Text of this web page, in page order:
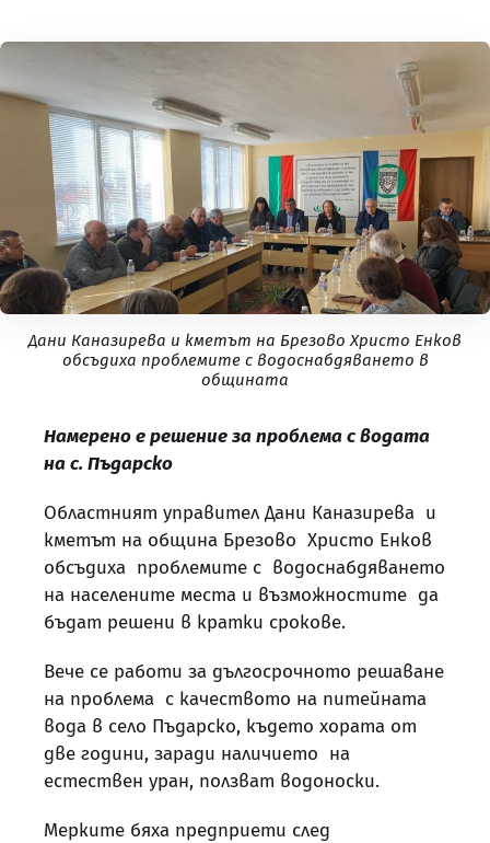
Дани Каназирева и кметът на Брезово Христо Енков
обсъдиха проблемите с водоснабдяването в
общината
Намерено е решение за проблема с водата
на с. Пъдарско
Областният управител Дани Каназирева и
кметът на община Брезово Христо Енков
обсъдиха проблемите с водоснабдяването
на населените места и възможностите да
бъдат решени в кратки срокове.
Вече се работи за дългосрочното решаване
на проблема с качеството на питейната
вода в село Пъдарско, където хората от
две години, заради наличието на
естествен уран, ползват водоноски.
Мерките бяха предприети след